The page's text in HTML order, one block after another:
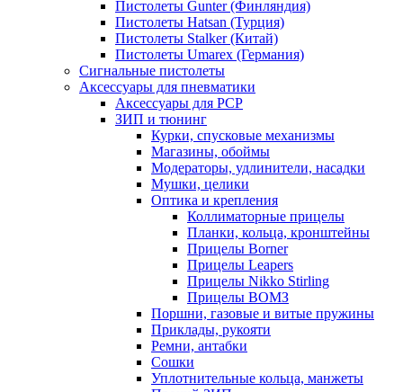
Пистолеты Gunter (Финляндия)
Пистолеты Hatsan (Турция)
Пистолеты Stalker (Китай)
Пистолеты Umarex (Германия)
Сигнальные пистолеты
Аксессуары для пневматики
Аксессуары для PCP
ЗИП и тюнинг
Курки, спусковые механизмы
Магазины, обоймы
Модераторы, удлинители, насадки
Мушки, целики
Оптика и крепления
Коллиматорные прицелы
Планки, кольца, кронштейны
Прицелы Borner
Прицелы Leapers
Прицелы Nikko Stirling
Прицелы ВОМЗ
Поршни, газовые и витые пружины
Приклады, рукояти
Ремни, антабки
Сошки
Уплотнительные кольца, манжеты